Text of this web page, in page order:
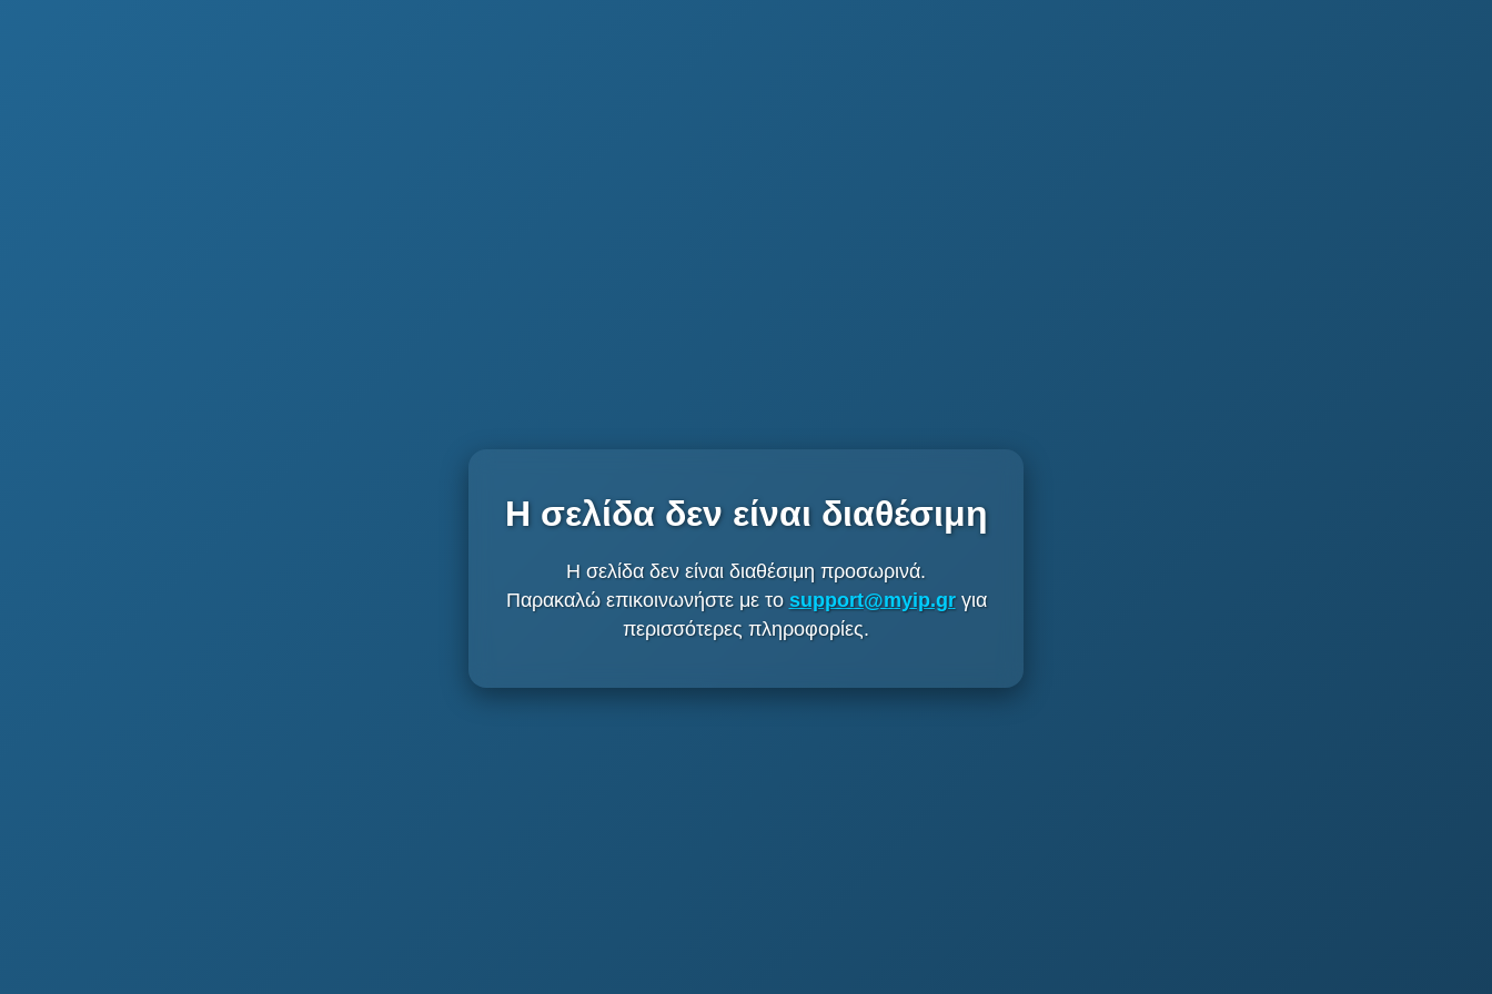
Η σελίδα δεν είναι διαθέσιμη
Η σελίδα δεν είναι διαθέσιμη προσωρινά.
Παρακαλώ επικοινωνήστε με το support@myip.grγια
περισσότερες πληροφορίες.